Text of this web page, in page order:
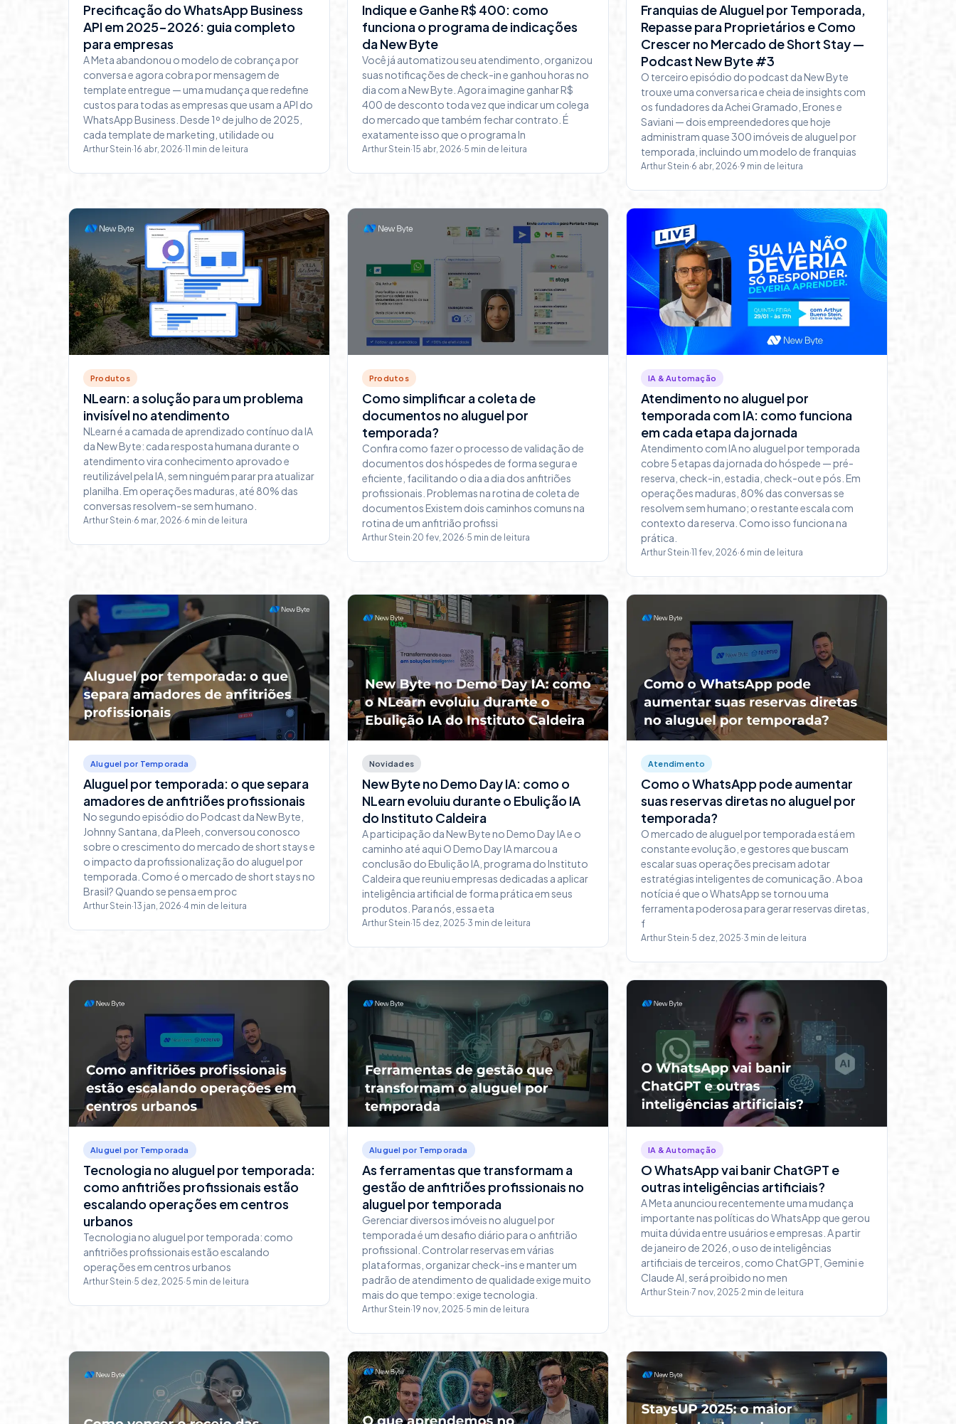
Precificação do WhatsApp Business
API em 2025-2026: guia completo
para empresas
A Meta abandonou o modelo de cobrança por
conversa e agora cobra por mensagem de
template entregue — uma mudança que redefine
custos para todas as empresas que usam a API do
WhatsApp Business. Desde 1º de julho de 2025,
cada template de marketing, utilidade ou
Arthur Stein·16 abr, 2026·11 min de leitura
Indique e Ganhe R$ 400: como
funciona o programa de indicações
da New Byte
Você já automatizou seu atendimento, organizou
suas notificações de check-in e ganhou horas no
dia com a New Byte. Agora imagine ganhar R$
400 de desconto toda vez que indicar um colega
do mercado que também fechar contrato. É
exatamente isso que o programa In
Arthur Stein·15 abr, 2026·5 min de leitura
Franquias de Aluguel por Temporada,
Repasse para Proprietários e Como
Crescer no Mercado de Short Stay —
Podcast New Byte #3
O terceiro episódio do podcast da New Byte
trouxe uma conversa rica e cheia de insights com
os fundadores da Achei Gramado, Erones e
Saviani — dois empreendedores que hoje
administram quase 300 imóveis de aluguel por
temporada, incluindo um modelo de franquias
Arthur Stein·6 abr, 2026·9 min de leitura
Produtos
NLearn: a solução para um problema
invisível no atendimento
NLearn é a camada de aprendizado contínuo da IA
da New Byte: cada resposta humana durante o
atendimento vira conhecimento aprovado e
reutilizável pela IA, sem ninguém parar pra atualizar
planilha. Em operações maduras, até 80% das
conversas resolvem-se sem humano.
Arthur Stein·6 mar, 2026·6 min de leitura
Produtos
Como simplificar a coleta de
documentos no aluguel por
temporada?
Confira como fazer o processo de validação de
documentos dos hóspedes de forma segura e
eficiente, facilitando o dia a dia dos anfitriões
profissionais. Problemas na rotina de coleta de
documentos Existem dois caminhos comuns na
rotina de um anfitrião profissi
Arthur Stein·20 fev, 2026·5 min de leitura
IA & Automação
Atendimento no aluguel por
temporada com IA: como funciona
em cada etapa da jornada
Atendimento com IA no aluguel por temporada
cobre 5 etapas da jornada do hóspede — pré-
reserva, check-in, estadia, check-out e pós. Em
operações maduras, 80% das conversas se
resolvem sem humano; o restante escala com
contexto da reserva. Como isso funciona na
prática.
Arthur Stein·11 fev, 2026·6 min de leitura
Aluguel por Temporada
Aluguel por temporada: o que separa
amadores de anfitriões profissionais
No segundo episódio do Podcast da New Byte,
Johnny Santana, da Pleeh, conversou conosco
sobre o crescimento do mercado de short stays e
o impacto da profissionalização do aluguel por
temporada. Como é o mercado de short stays no
Brasil? Quando se pensa em proc
Arthur Stein·13 jan, 2026·4 min de leitura
Novidades
New Byte no Demo Day IA: como o
NLearn evoluiu durante o Ebulição IA
do Instituto Caldeira
A participação da New Byte no Demo Day IA e o
caminho até aqui O Demo Day IA marcou a
conclusão do Ebulição IA, programa do Instituto
Caldeira que reuniu empresas dedicadas a aplicar
inteligência artificial de forma prática em seus
produtos. Para nós, essa eta
Arthur Stein·15 dez, 2025·3 min de leitura
Atendimento
Como o WhatsApp pode aumentar
suas reservas diretas no aluguel por
temporada?
O mercado de aluguel por temporada está em
constante evolução, e gestores que buscam
escalar suas operações precisam adotar
estratégias inteligentes de comunicação. A boa
notícia é que o WhatsApp se tornou uma
ferramenta poderosa para gerar reservas diretas,
f
Arthur Stein·5 dez, 2025·3 min de leitura
Aluguel por Temporada
Tecnologia no aluguel por temporada:
como anfitriões profissionais estão
escalando operações em centros
urbanos
Tecnologia no aluguel por temporada: como
anfitriões profissionais estão escalando
operações em centros urbanos
Arthur Stein·5 dez, 2025·5 min de leitura
Aluguel por Temporada
As ferramentas que transformam a
gestão de anfitriões profissionais no
aluguel por temporada
Gerenciar diversos imóveis no aluguel por
temporada é um desafio diário para o anfitrião
profissional. Controlar reservas em várias
plataformas, organizar check-ins e manter um
padrão de atendimento de qualidade exige muito
mais do que tempo: exige tecnologia.
Arthur Stein·19 nov, 2025·5 min de leitura
IA & Automação
O WhatsApp vai banir ChatGPT e
outras inteligências artificiais?
A Meta anunciou recentemente uma mudança
importante nas políticas do WhatsApp que gerou
muita dúvida entre usuários e empresas. A partir
de janeiro de 2026, o uso de inteligências
artificiais de terceiros, como ChatGPT, Gemini e
Claude AI, será proibido no men
Arthur Stein·7 nov, 2025·2 min de leitura